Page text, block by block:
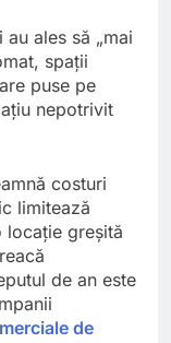
ales să „mai
spații
puse pe
nepotrivit
costuri
limitează
locație greșită
de an este
de